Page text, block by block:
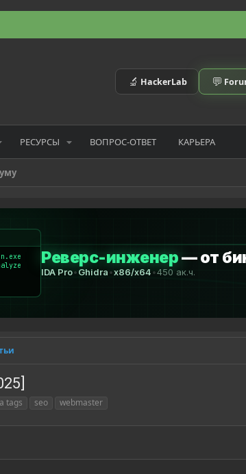
🔬 HackerLab 💬
РЕСУРСЫ ВОПРОС-ОТВЕТ КАРЬЕРА
tags seo webmaster